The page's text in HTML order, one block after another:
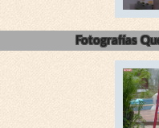
Fotografías